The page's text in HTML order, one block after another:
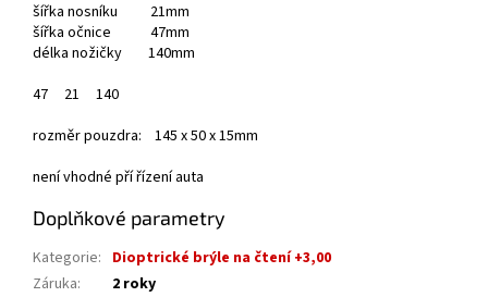
šířka nosníku 21mm
šířka očnice 47mm
délka nožičky 140mm
47
21 140
rozměr pouzdra: 145 x 50 x 15mm
není vhodné pří řízení auta
Doplňkové parametry
Kategorie: Dioptrické brýle na čtení +3,00
Záruka:
2 roky